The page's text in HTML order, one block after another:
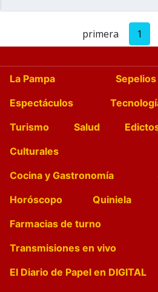
primera 1
La Pampa Sepelios
Espectáculos
Turismo
Salud
Culturales
Cocina y Gastronomía
Horóscopo
Quiniela
Farmacias de turno
Transmisiones en vivo
El Diario de Papel en DIGITAL